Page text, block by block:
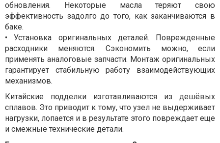
обновления. Некоторые масла теряют свою
эффективность задолго до того, как заканчиваются в
баке.
• Установка оригинальных деталей. Поврежденные
расходники меняются. Сэкономить можно, если
применять аналоговые запчасти. Монтаж оригинальных
гарантирует стабильную работу взаимодействующих
механизмов.
Китайские подделки изготавливаются из дешёвых
сплавов. Это приводит к тому, что узел не выдерживает
нагрузки, лопается и в результате этого повреждает еще
и смежные технические детали.